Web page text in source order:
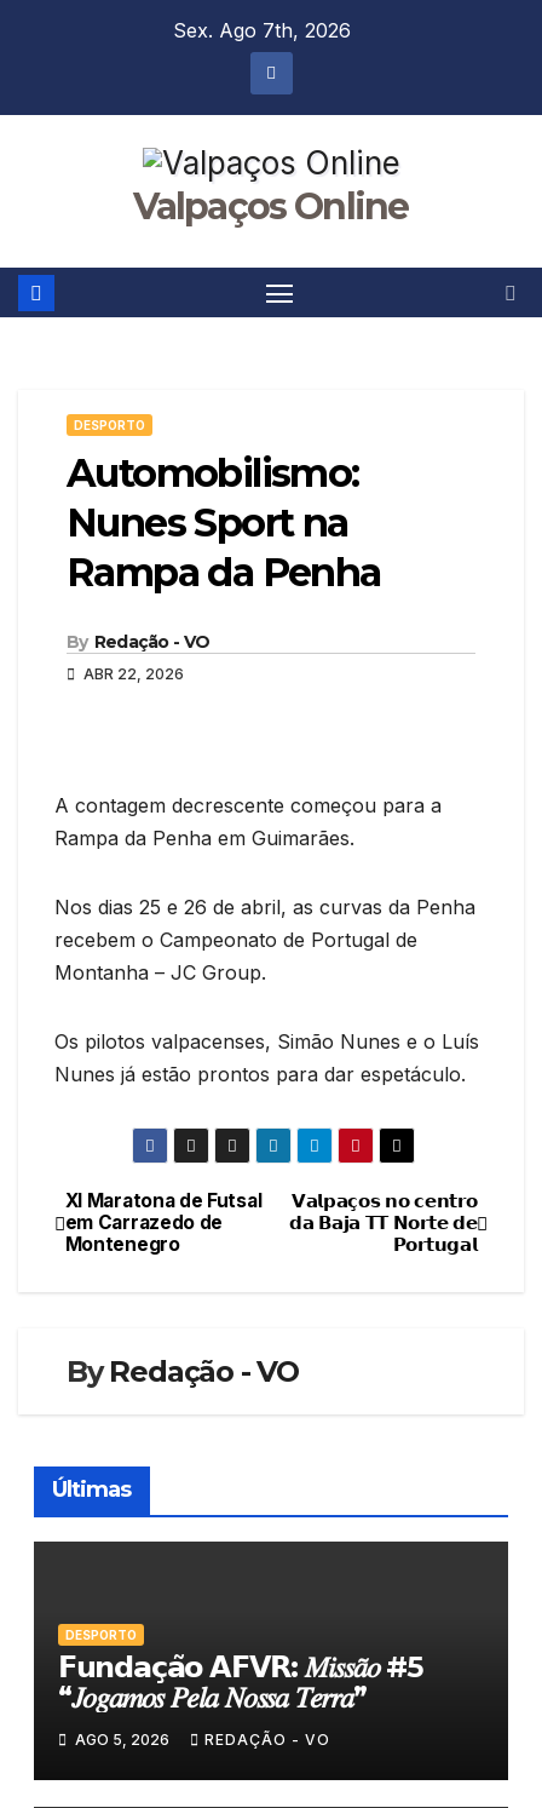
Sex. Ago 7th, 2026
Valpaços Online
DESPORTO
Automobilismo:
Nunes Sport na
Rampa da Penha
By Redação - VO
ABR 22, 2026
A contagem decrescente começou para a
Rampa da Penha em Guimarães.
Nos dias 25 e 26 de abril, as curvas da Penha
recebem o Campeonato de Portugal de
Montanha – JC Group.
Os pilotos valpacenses, Simão Nunes e o Luís
Nunes já estão prontos para dar espetáculo.
Navegação
de
𝗩𝗮𝗹𝗽𝗮𝗰̧𝗼𝘀 𝗻𝗼 𝗰𝗲𝗻𝘁𝗿𝗼
𝗱𝗮 𝗕𝗮𝗷𝗮 𝗧𝗧 𝗡𝗼𝗿𝘁𝗲 𝗱𝗲
𝗣𝗼𝗿𝘁𝘂𝗴𝗮𝗹
XI Maratona de Futsal
em Carrazedo de
Montenegro
ByRedação - VO
Últimas
DESPORTO
𝗙𝘂𝗻𝗱𝗮𝗰̧𝗮̃𝗼 𝗔𝗙𝗩𝗥: 𝑀𝑖𝑠𝑠𝑎̃𝑜 #5
“𝐽𝑜𝑔𝑎𝑚𝑜𝑠 𝑃𝑒𝑙𝑎 𝑁𝑜𝑠𝑠𝑎 𝑇𝑒𝑟𝑟𝑎”
AGO 5, 2026 REDAÇÃO - VO